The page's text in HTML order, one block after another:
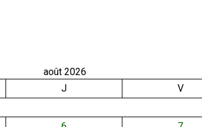
août 2026
J V